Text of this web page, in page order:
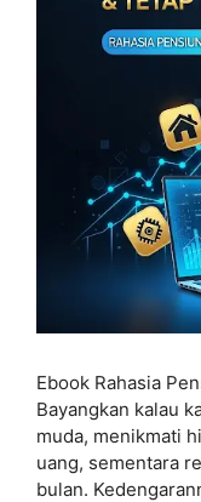
Ebook Rahasia
Bayangkan kalau
muda, menikmati
uang, sementara
bulan.